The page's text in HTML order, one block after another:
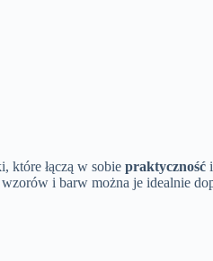
które łączą w sobie praktyczność i
i barw można je idealnie